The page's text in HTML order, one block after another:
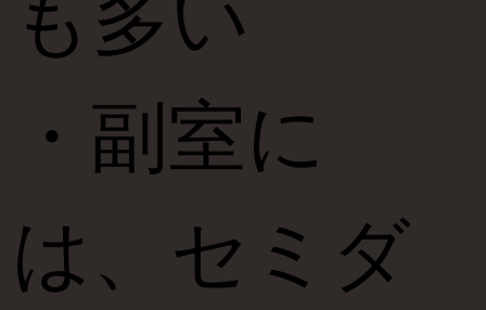
・副室に
は、セミダ